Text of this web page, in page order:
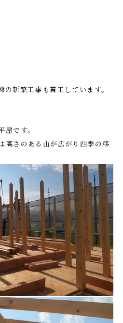
新築工事も着工しています。
です。
高さのある山が広がり四季の移